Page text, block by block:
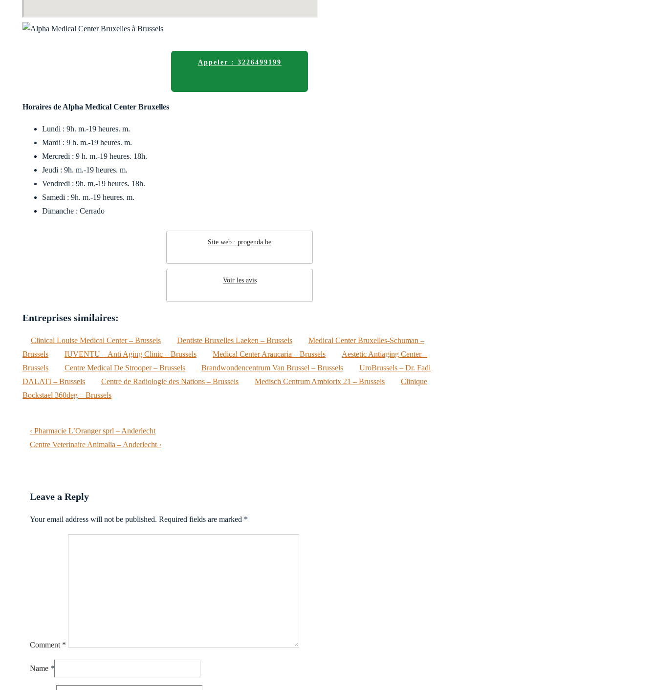
Appeler : 3226499199
Horaires de Alpha Medical Center Bruxelles
Lundi : 9h. m.-19 heures. m.
Mardi : 9 h. m.-19 heures. m.
Mercredi : 9 h. m.-19 heures. 18h.
Jeudi : 9h. m.-19 heures. m.
Vendredi : 9h. m.-19 heures. 18h.
Samedi : 9h. m.-19 heures. m.
Dimanche : Cerrado
Site web : progenda.be
Voir les avis
Entreprises similaires:
Clinical Louise Medical Center – Brussels Dentiste Bruxelles Laeken – Brussels
Medical Center Bruxelles-Schuman –
Brussels
IUVENTU – Anti Aging Clinic – Brussels Medical Center Araucaria – Brussels
Aestetic Antiaging Center –
Brussels
Centre Medical De Strooper – Brussels Brandwondencentrum Van Brussel – Brussels
UroBrussels – Dr. Fadi
DALATI – Brussels
Centre de Radiologie des Nations – Brussels Medisch Centrum Ambiorix 21 – Brussels
Clinique
Bockstael 360deg – Brussels
Post
navigation
Previous
Post
‹ Pharmacie L’Oranger sprl – Anderlecht
Next
Centre Veterinaire Animalia – Anderlecht ›
Leave a Reply
Your email address will not be published. Required fields are marked *
Comment *
Name *